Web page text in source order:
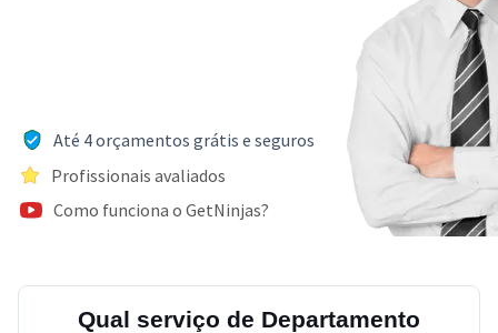
Até 4 orçamentos grátis e seguros
Profissionais avaliados
Como funciona o GetNinjas?
Qual serviço de Departamento